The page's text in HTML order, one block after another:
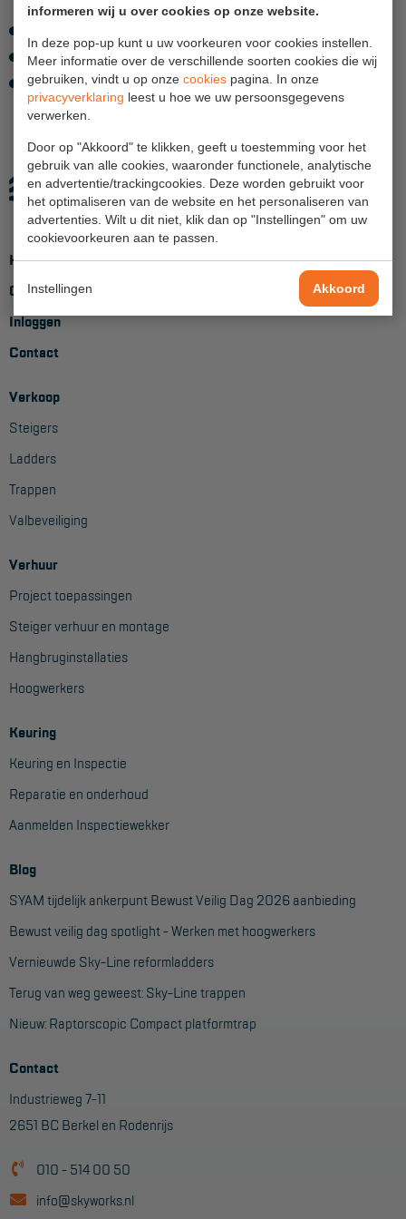
informeren wij u over cookies op onze website.
In deze pop-up kunt u uw voorkeuren voor cookies instellen.
Meer informatie over de verschillende soorten cookies die wij
gebruiken, vindt u op onze cookies pagina. In onze
privacyverklaring leest u hoe we uw persoonsgegevens
verwerken.
Door op "Akkoord" te klikken, geeft u toestemming voor het
gebruik van alle cookies, waaronder functionele, analytische
en advertentie/trackingcookies. Deze worden gebruikt voor
het optimaliseren van de website en het personaliseren van
advertenties. Wilt u dit niet, klik dan op "Instellingen" om uw
cookievoorkeuren aan te passen.
Instellingen Akkoord
Hangbruginstallaties
Schilderwerkzaamheden
Gevelrenovatie
Industrieel onderhoud
Hoogwerkers
Telescoop hoogwerkers
Knikarmhoogwerkers
Spinhoogwerkers
Schaarhoogwerkers
Masthoogwerkers
Project toepassingen
Laagbouw
Hoogbouw
Industrie
Projectvoorbeelden
KEURING
Keuring en Inspectie
Ladders en trappen
Valbeveiliging
Reparatie en onderhoud
Aanmelden Inspectiewekker
Dealers
Werken bij ons
Product video's
Blog
3M Positioneringslijn 2m verstelbaar met Steigerhaak
Rugzak
Home
Over ons
Inloggen
Contact
Verkoop
Steigers
Ladders
Trappen
Valbeveiliging
Verhuur
Project toepassingen
Steiger verhuur en montage
Hangbruginstallaties
Hoogwerkers
Keuring
Keuring en Inspectie
Reparatie en onderhoud
Aanmelden Inspectiewekker
Blog
SYAM tijdelijk ankerpunt Bewust Veilig Dag 2026 aanbieding
Bewust veilig dag spotlight - Werken met hoogwerkers
Vernieuwde Sky-Line reformladders
Terug van weg geweest: Sky-Line trappen
Nieuw: Raptorscopic Compact platformtrap
Contact
Industrieweg 7-11
2651 BC Berkel en Rodenrijs
010 - 514 00 50
info@skyworks.nl